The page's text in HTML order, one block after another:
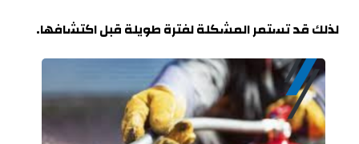
لذلك قد تستمر المشكلة لفترة طويلة قبل اكتشافها.